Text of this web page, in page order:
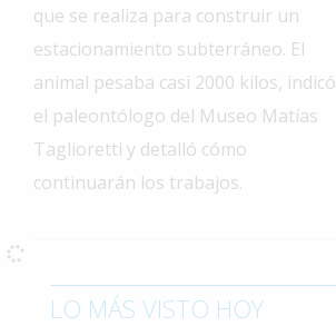
Interés
General
La
Ciudad
Deportes
Policiales
que se realiza para construir un
estacionamiento subterráneo. El
animal pesaba casi 2000 kilos, indicó
el paleontólogo del Museo Matías
Taglioretti y detalló cómo
continuarán los trabajos.
LO MÁS VISTO HOY